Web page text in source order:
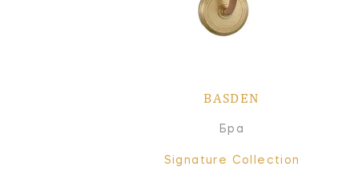
BASDEN
Бра
Signature Collection